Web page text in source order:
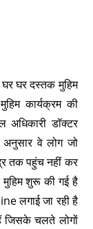
घर घर दस्तक मुहिम
कार्यक्रम की
डॉक्टर
वे लोग जो
तक पहुंच नहीं कर
मुहिम शुरू की गई है
लगाई जा रही है
जिसके चलते लोगों